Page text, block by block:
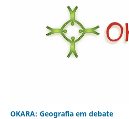
OKARA: Geografia em debate